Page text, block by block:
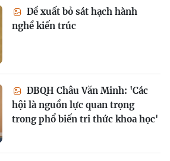
Đề xuất bỏ sát hạch hành
nghề kiến trúc
ĐBQH Châu Văn Minh: 'Các
hội là nguồn lực quan trọng
trong phổ biến tri thức khoa học'